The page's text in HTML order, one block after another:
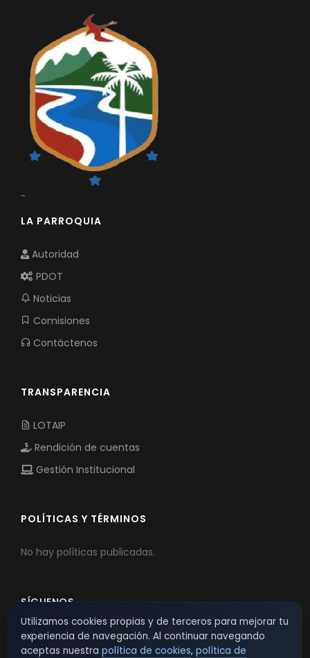
-
LA PARROQUIA
Autoridad
PDOT
Noticias
Comisiones
Contáctenos
TRANSPARENCIA
LOTAIP
Rendición de cuentas
Gestión Institucional
POLÍTICAS Y TÉRMINOS
No hay políticas publicadas.
SÍGUENOS
Utilizamos cookies propias y de terceros para mejorar tu
experiencia de navegación. Al continuar navegando
aceptas nuestra política de cookies, política de